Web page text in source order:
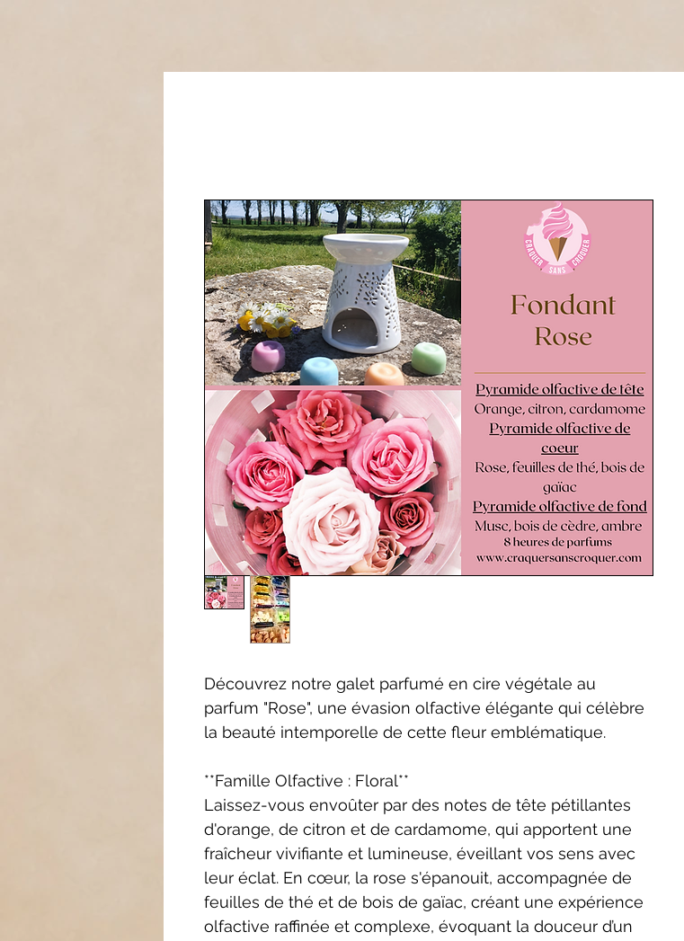
Découvrez notre galet parfumé en cire végétale au
parfum "Rose", une évasion olfactive élégante qui célèbre
la beauté intemporelle de cette fleur emblématique.
**Famille Olfactive : Floral**
Laissez-vous envoûter par des notes de tête pétillantes
d'orange, de citron et de cardamome, qui apportent une
fraîcheur vivifiante et lumineuse, éveillant vos sens avec
leur éclat. En cœur, la rose s'épanouit, accompagnée de
feuilles de thé et de bois de gaïac, créant une expérience
olfactive raffinée et complexe, évoquant la douceur d’un